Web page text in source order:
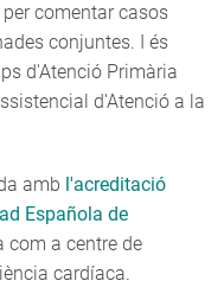
comentar casos
conjuntes. I és
d'Atenció Primària
d'Atenció a la
amb l'acreditació
Española de
com a centre de
cardíaca.